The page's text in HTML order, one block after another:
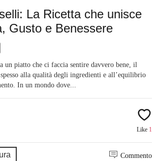
La Ricetta che unisce
Gusto e Benessere
un piatto che ci faccia sentire davvero bene, il
alla qualità degli ingredienti e all’equilibrio
In un mondo dove...
Like 1
Commento